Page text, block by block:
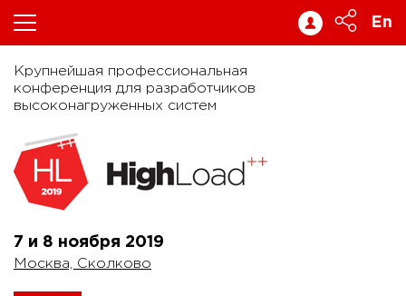
En
Крупнейшая профессиональная
конференция для разработчиков
высоконагруженных систем
7 и 8 ноября 2019
Москва, Сколково